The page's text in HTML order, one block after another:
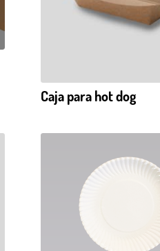
Caja para hot dog